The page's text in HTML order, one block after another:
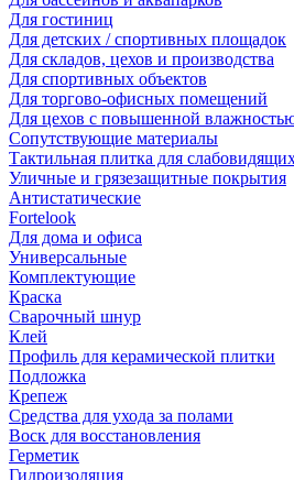
Для гостиниц
Для детских / спортивных площадок
Для складов, цехов и производства
Для спортивных объектов
Для торгово-офисных помещений
Для цехов с повышенной
Сопутствующие материалы
Тактильная плитка для
Уличные и грязезащитные покрытия
Антистатические
Fortelook
Для дома и офиса
Универсальные
Комплектующие
Краска
Сварочный шнур
Клей
Профиль для керамической плитки
Подложка
Крепеж
Средства для ухода за полами
Воск для восстановления
Герметик
Гидроизоляция